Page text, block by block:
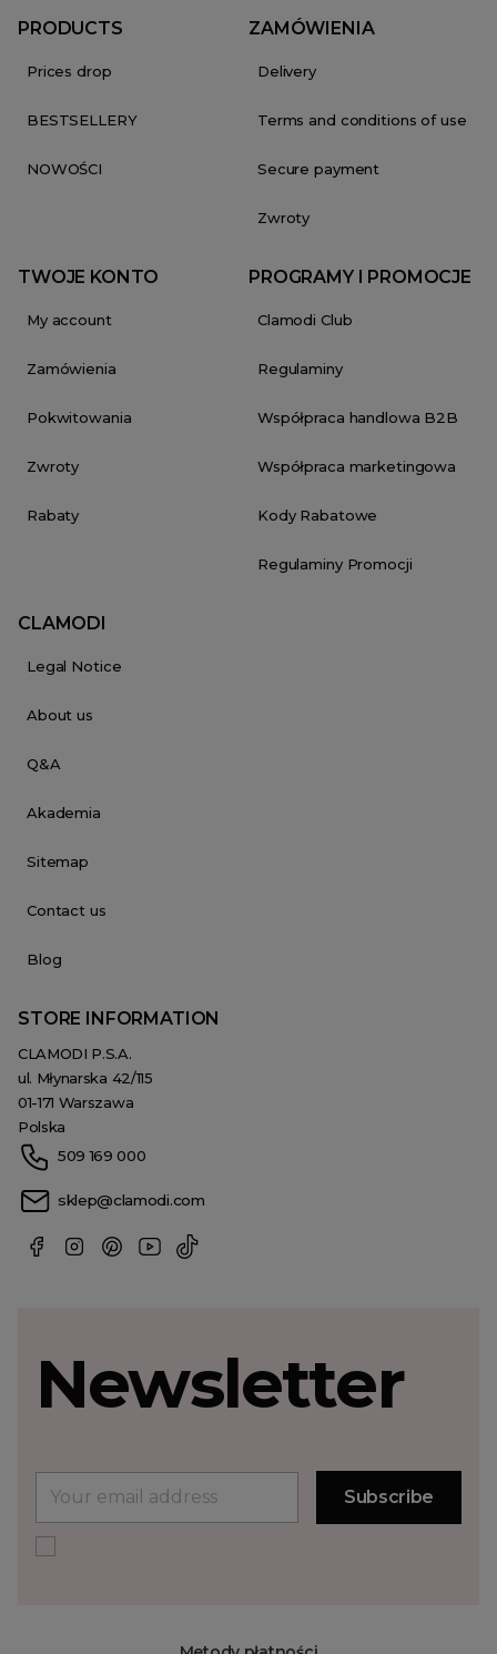
PRODUCTS
Prices drop
BESTSELLERY
NOWOŚCI
ZAMÓWIENIA
Delivery
Terms and conditions of use
Secure payment
Zwroty
TWOJE KONTO
My account
Zamówienia
Pokwitowania
Zwroty
Rabaty
PROGRAMY I PROMOCJE
Clamodi Club
Regulaminy
Współpraca handlowa B2B
Współpraca marketingowa
Kody Rabatowe
Regulaminy Promocji
CLAMODI
Legal Notice
About us
Q&A
Akademia
Sitemap
Contact us
Blog
STORE INFORMATION
CLAMODI P.S.A.
ul. Młynarska 42/115
01-171 Warszawa
Polska
509 169 000
sklep@clamodi.com
Newsletter